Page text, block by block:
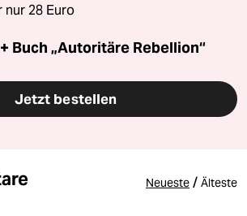
nur 28 Euro
Buch „Autoritäre Rebellion“
Jetzt bestellen
Neueste / Älteste